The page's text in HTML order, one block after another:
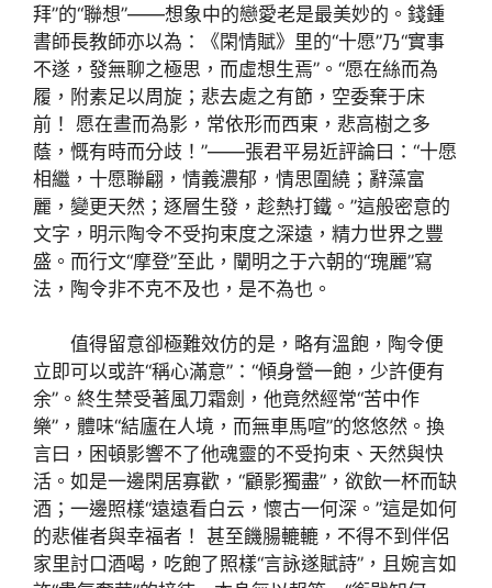
拜”的“聯想”——想象中的戀愛老是最美妙的。錢鍾
書師長教師亦以為：《閑情賦》里的“十愿”乃“實事
不遂，發無聊之極思，而虛想生焉”。“愿在絲而為
履，附素足以周旋；悲去處之有節，空委棄于床
前！ 愿在晝而為影，常依形而西東，悲高樹之多
蔭，慨有時而分歧！”——張君平易近評論曰：“十愿
相繼，十愿聯翩，情義濃郁，情思圍繞；辭藻富
麗，變更天然；逐層生發，趁熱打鐵。”這般密意的
文字，明示陶令不受拘束度之深遠，精力世界之豐
盛。而行文“摩登”至此，闡明之于六朝的“瑰麗”寫
法，陶令非不克不及也，是不為也。
值得留意卻極難效仿的是，略有溫飽，陶令便
立即可以或許“稱心滿意”：“傾身營一飽，少許便有
余”。終生禁受著風刀霜劍，他竟然經常“苦中作
樂”，體味“結廬在人境，而無車馬喧”的悠悠然。換
言曰，困頓影響不了他魂靈的不受拘束、天然與快
活。如是一邊閑居寡歡，“顧影獨盡”，欲飲一杯而缺
酒；一邊照樣“遠遠看白云，懷古一何深。”這是如何
的悲催者與幸福者！ 甚至饑腸轆轆，不得不到伴侶
家里討口酒喝，吃飽了照樣“言詠遂賦詩”，且婉言如